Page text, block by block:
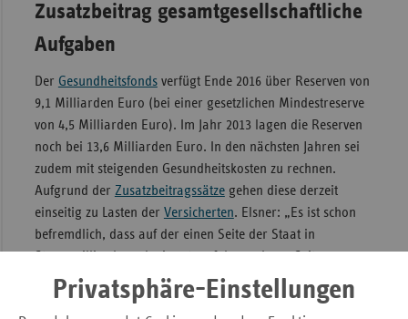
Privatsphäre-Einstellungen
Zusatzbeitrag gesamtgesellschaftliche
Aufgaben
Der Gesundheitsfondsverfügt Ende 2016 über Reserven von
9,1 Milliarden Euro (bei einer gesetzlichen Mindestreserve
von 4,5 Milliarden Euro). Im Jahr 2013 lagen die Reserven
noch bei 13,6 Milliarden Euro. In den nächsten Jahren sei
zudem mit steigenden Gesundheitskosten zu rechnen.
Aufgrund der Zusatzbeitragssätzegehen diese derzeit
einseitig zu Lasten der Versicherten. Elsner: „Es ist schon
befremdlich, dass auf der einen Seite der Staat in
Steuermilliarden schwimmt, auf der anderen Seite
Versicherte mit ihrem Zusatzbeitrag gesamtgesellschaftliche
Aufgaben finanzieren müssen.“ Auch hier sollte ein